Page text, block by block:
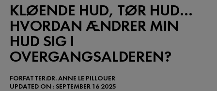
KLØENDE HUD, TØR HUD...
HVORDAN ÆNDRER MIN
HUD SIG I
OVERGANGSALDEREN?
FORFATTER:DR. ANNE LE PILLOUER
UPDATED ON : SEPTEMBER 16 2025